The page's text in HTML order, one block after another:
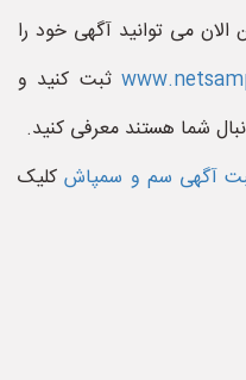
می توانید آگهی خود را
ثبت کنید و
شما هستند معرفی کنید.
آگهی سم و سمپاش کلیک